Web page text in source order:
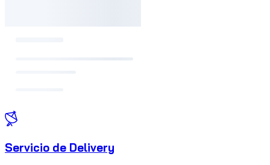
Servicio de Delivery